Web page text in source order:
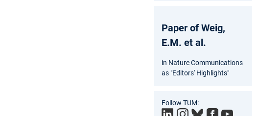
Paper of Weig,
E.M. et al.
in Nature Communications
as "Editors' Highlights"
Follow TUM: